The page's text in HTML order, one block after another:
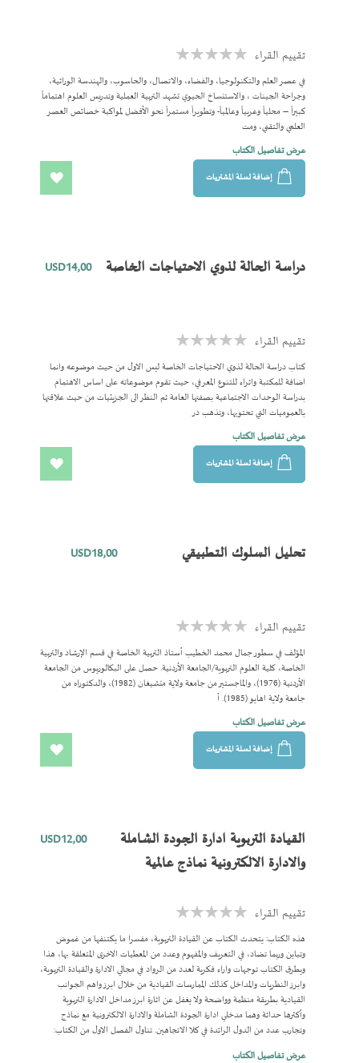
Rating: تقييم القراء
في عصر العلم والتكنولوجيا، والفضاء، والاتصال، والحاسوب، والهندسة الوراثية،
وجراحة الجينات ، والاستنساخ الحيوي تشهد التربية العملية وتدريس العلوم اهتماماً
كبيراً – محلياً وعربياً وعالمياً- وتطويراً مستمراً نحو الأفضل لمواكبة خصائص العصر
العلمي والتقني، ومت
عرض تفاصيل الكتاب
إضافة لسلة المشتريات
دراسة الحالة لذوي الاحتياجات الخاصة USD14٫00
Rating: تقييم القراء
كتاب دراسة الحالة لذوي الاحتياجات الخاصة ليس الاول من حيث موضوعه وانما
اضافة للمكتبة واثراء للتنوع المعرفي، حيث تقوم موضوعاته على اساس الاهتمام
بدراسة الوحدات الاجتماعية بصفتها العامة ثم النظر الى الجزيئيات من حيث علاقتها
بالعموميات التي تحتويها، وتذهب در
عرض تفاصيل الكتاب
إضافة لسلة المشتريات
تحليل السلوك التطبيقي USD18٫00
Rating: تقييم القراء
المؤلف في سطور جمال محمد الخطيب أستاذ التربية الخاصة في قسم الإرشاد والتربية
الخاصة، كلية العلوم التربوية/الجامعة الأردنية. حصل على البكالوريوس من الجامعة
الأردنية (1976)، والماجستير من جامعة ولاية متشيغان (1982)، والدكتوراه من
جامعة ولاية اهايو (1985). أ
عرض تفاصيل الكتاب
إضافة لسلة المشتريات
القيادة التربوية ادارة الجودة الشاملة
والادارة الالكترونية نماذج عالمية
USD12٫00
Rating: تقييم القراء
هذه الكتاب: يتحدث الكتاب عن القيادة التربوية، مفسرا ما يكتنفها من غموض
وتباين وربما تضاد، في التعريف والمفهوم وعدد من المعطيات الاخرى المتعلقة بها، هذا
ويطرق الكتاب توجهات واراء فكرية لعدد من الرواد في مجالي الادارة والقيادة التربوية،
وابرز النظريات والمداخل كذلك الممارسات القيادية من خلال ابرز واهم الجوانب
القيادية بطريقة منظمة وواضحة ولا يغفل عن اثارة ابرز مداخل الادارة التربوية
وأكثرها حداثة وهما مدخلي ادارة الجودة الشاملة والادارة الالكترونية مع نماذج
وتجارب عدد من الدول الرائدة في كلا الاتجاهين. تناول الفصل الاول من الكتاب:
عرض تفاصيل الكتاب